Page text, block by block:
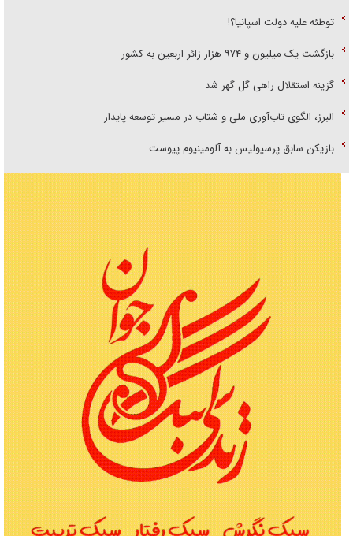
توطئه علیه دولت اسپانیا؟!
بازگشت یک میلیون و ۹۷۴ هزار زائر اربعین به کشور
گزینه استقلال راهی گل گهر شد
البرز، الگوی تاب‌آوری ملی و شتاب در مسیر توسعه پایدار
بازیکن سابق پرسپولیس به آلومینیوم پیوست